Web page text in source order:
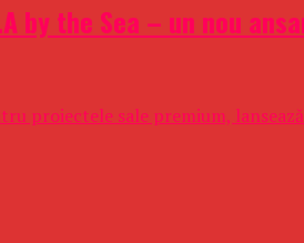
by the Sea – un nou
proiectele sale premium,